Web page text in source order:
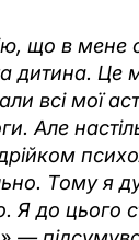
що в мене
дитина. Це
всі мої
Але
Тому я
Я до цього